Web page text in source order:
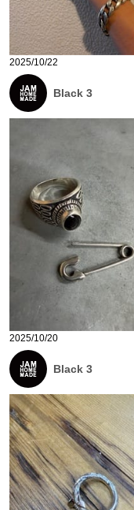
2025/10/22
Black 3
2025/10/20
Black 3